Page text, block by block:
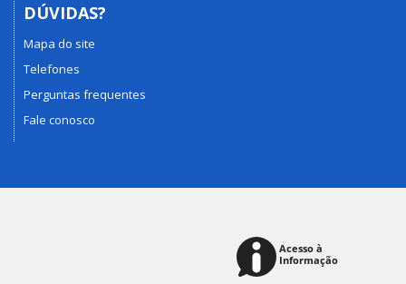
DÚVIDAS?
Mapa do site
Telefones
Perguntas frequentes
Fale conosco